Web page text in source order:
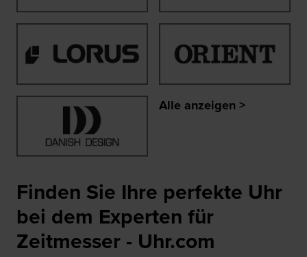
Alle anzeigen >
Finden Sie Ihre perfekte Uhr
bei dem Experten für
Zeitmesser - Uhr.com